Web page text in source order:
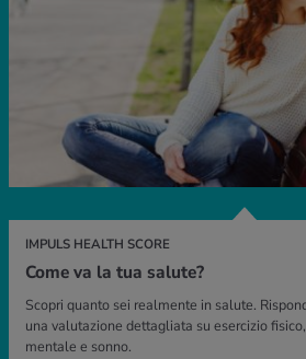
IMPULS HEALTH SCORE
Come va la tua salute?
Scopri quanto sei realmente in salute.
una valutazione dettagliata su esercizio
mentale e sonno.